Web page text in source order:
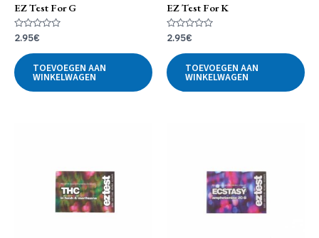
EZ Test For G
Gewaardeerd
5
2.95€
TOEVOEGEN AAN
WINKELWAGEN
EZ Test For K
Gewaardeerd
5
2.95€
TOEVOEGEN AAN
WINKELWAGEN